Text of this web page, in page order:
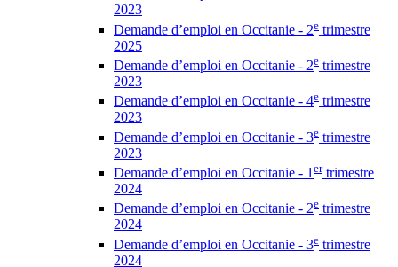
2023
Demande d’emploi en Occitanie - 2e trimestre
2025
Demande d’emploi en Occitanie - 2e trimestre
2023
Demande d’emploi en Occitanie - 4e trimestre
2023
Demande d’emploi en Occitanie - 3e trimestre
2023
Demande d’emploi en Occitanie - 1 ertrimestre
2024
Demande d’emploi en Occitanie - 2e trimestre
2024
Demande d’emploi en Occitanie - 3e trimestre
2024